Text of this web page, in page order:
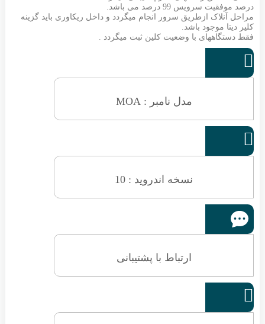
درصد موفقیت سرویس 99 درصد می باشد.
مراحل آنلاک ازطریق سرور انجام میگردد و داخل ریکاوری باید گزینه
کلیر دیتا موجود باشد.
فقط دستگاههای با وضعیت کلین ثبت میگردد .

مدل نامبر : MOA

نسخه اندروید : 10
ارتباط با پشتیبانی
